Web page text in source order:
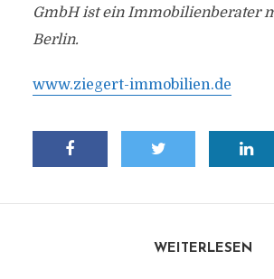
GmbH ist ein Immobilienberater
Berlin.
www.ziegert-immobilien.de
WEITERLESEN